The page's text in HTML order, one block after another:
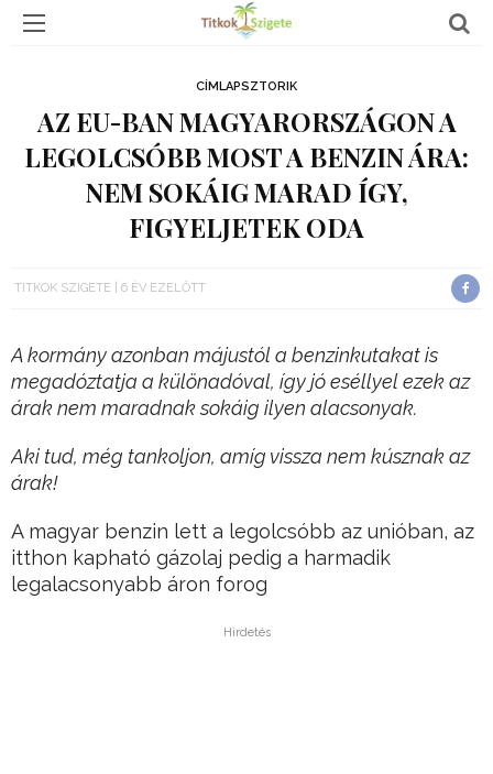
CÍMLAPSZTORIK
AZ EU-BAN MAGYARORSZÁGON A
LEGOLCSÓBB MOST A BENZIN ÁRA:
NEM SOKÁIG MARAD ÍGY,
FIGYELJETEK ODA
TITKOK SZIGETE 6 ÉV EZELŐTT
A kormány azonban májustól a benzinkutakat is
megadóztatja a különadóval, így jó eséllyel ezek az
árak nem maradnak sokáig ilyen alacsonyak.
Aki tud, még tankoljon, amíg vissza nem kúsznak az
árak!
A magyar benzin lett a legolcsóbb az unióban, az
itthon kapható gázolaj pedig a harmadik
legalacsonyabb áron forog
Hirdetés